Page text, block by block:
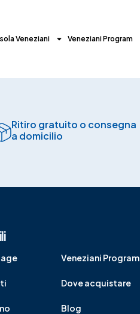
Veneziani Veneziani Program
Ritiro gratuito o consegna
a domicilio
Veneziani Program
Dove acquistare
Blog